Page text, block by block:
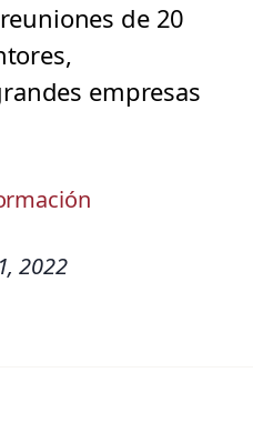
de 20
empresas
2022